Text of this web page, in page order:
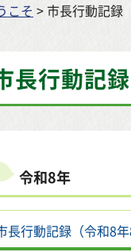
こそ > 市長行動記録
長行動記録
令和8年
長行動記録（令和8年